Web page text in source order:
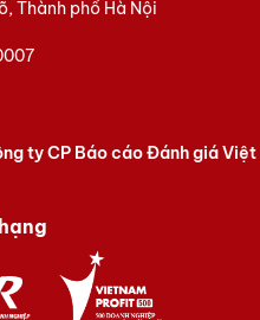
Thành phố Hà Nội
ty CP Báo cáo Đánh giá Việt